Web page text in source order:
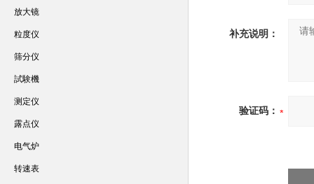
补充说明：
验证码：
放大镜
粒度仪
筛分仪
試験機
测定仪
露点仪
电气炉
转速表